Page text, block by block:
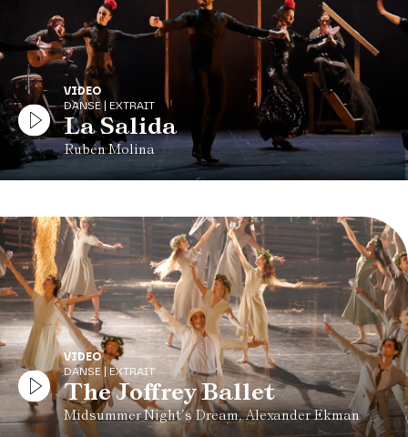
VIDEO
DANSE | EXTRAIT
La Salida
Rubén Molina
VIDEO
DANSE | EXTRAIT
The Joffrey Ballet
Midsummer Night’s Dream, Alexander Ekman